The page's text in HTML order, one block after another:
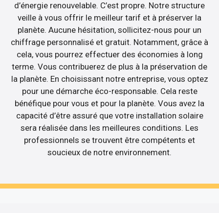
d’énergie renouvelable. C’est propre. Notre structure
veille à vous offrir le meilleur tarif et à préserver la
planète. Aucune hésitation, sollicitez-nous pour un
chiffrage personnalisé et gratuit. Notamment, grâce à
cela, vous pourrez effectuer des économies à long
terme. Vous contribuerez de plus à la préservation de
la planète. En choisissant notre entreprise, vous optez
pour une démarche éco-responsable. Cela reste
bénéfique pour vous et pour la planète. Vous avez la
capacité d’être assuré que votre installation solaire
sera réalisée dans les meilleures conditions. Les
professionnels se trouvent être compétents et
soucieux de notre environnement.